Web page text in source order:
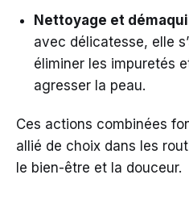
Nettoyage et
avec délicatesse, elle
éliminer les impuretés
agresser la peau.
Ces actions combinées
allié de choix dans les
le bien-être et la douceur.